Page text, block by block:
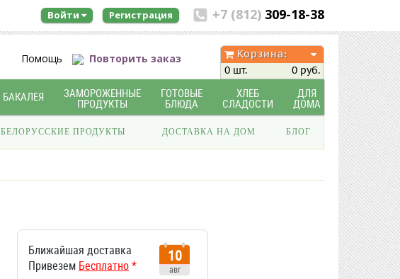
+7 (812) 309-18-38
Войти Регистрация
Помощь Повторить заказ
Корзина:
0 шт.
0 руб.
БАКАЛЕЯ ЗАМОРОЖЕННЫЕ
ПРОДУКТЫ
ГОТОВЫЕ
БЛЮДА
ХЛЕБ
СЛАДОСТИ
ДЛЯ
ДОМА
БЕЛОРУССКИЕ ПРОДУКТЫ ДОСТАВКА НА ДОМ БЛОГ
Ближайшая доставка
Привезем Бесплатно*
10
авг